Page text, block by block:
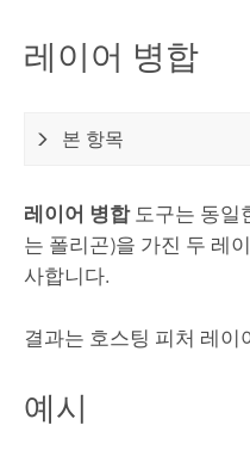
레이어 병합
본 항목
레이어 병합도구는 동일
는 폴리곤)을 가진 두 레
사합니다.
결과는 호스팅 피처 레이
예시